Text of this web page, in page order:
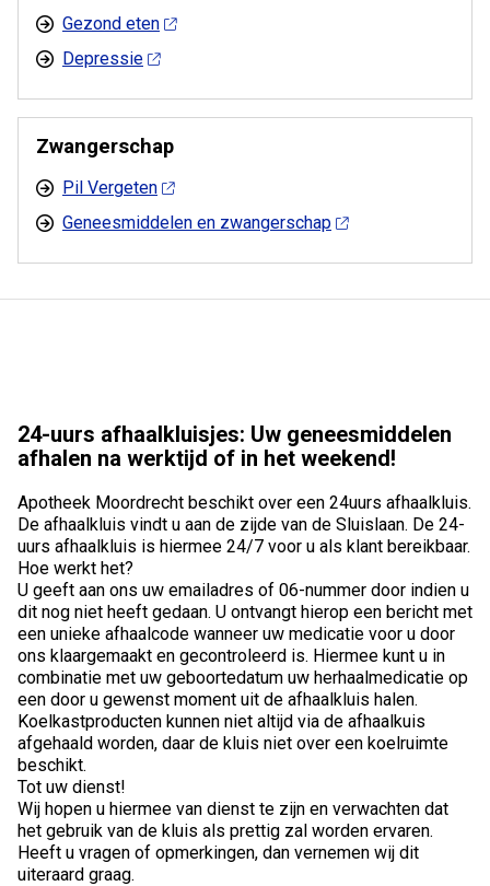
Gezond eten
Depressie
Zwangerschap
Pil Vergeten
Geneesmiddelen en zwangerschap
24-uurs afhaalkluisjes: Uw geneesmiddelen
afhalen na werktijd of in het weekend!
Apotheek Moordrecht beschikt over een 24uurs afhaalkluis.
De afhaalkluis vindt u aan de zijde van de Sluislaan. De 24-
uurs afhaalkluis is hiermee 24/7 voor u als klant bereikbaar.
Hoe werkt het?
U geeft aan ons uw emailadres of 06-nummer door indien u
dit nog niet heeft gedaan. U ontvangt hierop een bericht met
een unieke afhaalcode wanneer uw medicatie voor u door
ons klaargemaakt en gecontroleerd is. Hiermee kunt u in
combinatie met uw geboortedatum uw herhaalmedicatie op
een door u gewenst moment uit de afhaalkluis halen.
Koelkastproducten kunnen niet altijd via de afhaalkuis
afgehaald worden, daar de kluis niet over een koelruimte
beschikt.
Tot uw dienst!
Wij hopen u hiermee van dienst te zijn en verwachten dat
het gebruik van de kluis als prettig zal worden ervaren.
Heeft u vragen of opmerkingen, dan vernemen wij dit
uiteraard graag.